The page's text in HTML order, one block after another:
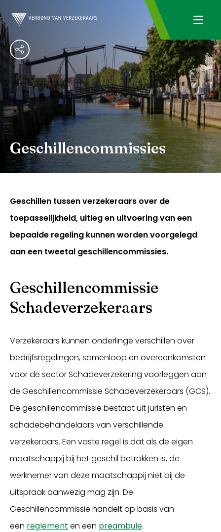
Inloggen
Geschillencommissies
Geschillen tussen verzekeraars over de
toepasselijkheid, uitleg en uitvoering van een
bepaalde regeling kunnen worden voorgelegd
aan een tweetal geschillencommissies.
Geschillencommissie
Schadeverzekeraars
Verzekeraars kunnen onderlinge verschillen over
bedrijfsregelingen, samenloop en overeenkomsten
voor de sector Schadeverzekering voorleggen aan
de Geschillencommissie Schadeverzekeraars (GCS).
De geschillencommissie bestaat uit juristen en
schadebehandelaars van verschillende
verzekeraars. Een vaste regel is dat als de eigen
maatschappij bij het geschil betrokken is, de
werknemer van deze maatschappij niet bij de
uitspraak aanwezig mag zijn. De
Geschillencommissie handelt op basis van
een reglement en een preambule.